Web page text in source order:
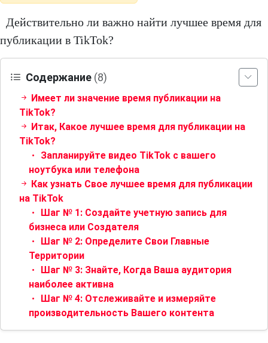
Действительно ли важно найти лучшее время для
публикации в TikTok?
Содержание (8)
Имеет ли значение время публикации на
TikTok?
Итак, Какое лучшее время для публикации на
TikTok?
Запланируйте видео TikTok с вашего
ноутбука или телефона
Как узнать Свое лучшее время для публикации
на TikTok
Шаг № 1: Создайте учетную запись для
бизнеса или Создателя
Шаг № 2: Определите Свои Главные
Территории
Шаг № 3: Знайте, Когда Ваша аудитория
наиболее активна
Шаг № 4: Отслеживайте и измеряйте
производительность Вашего контента